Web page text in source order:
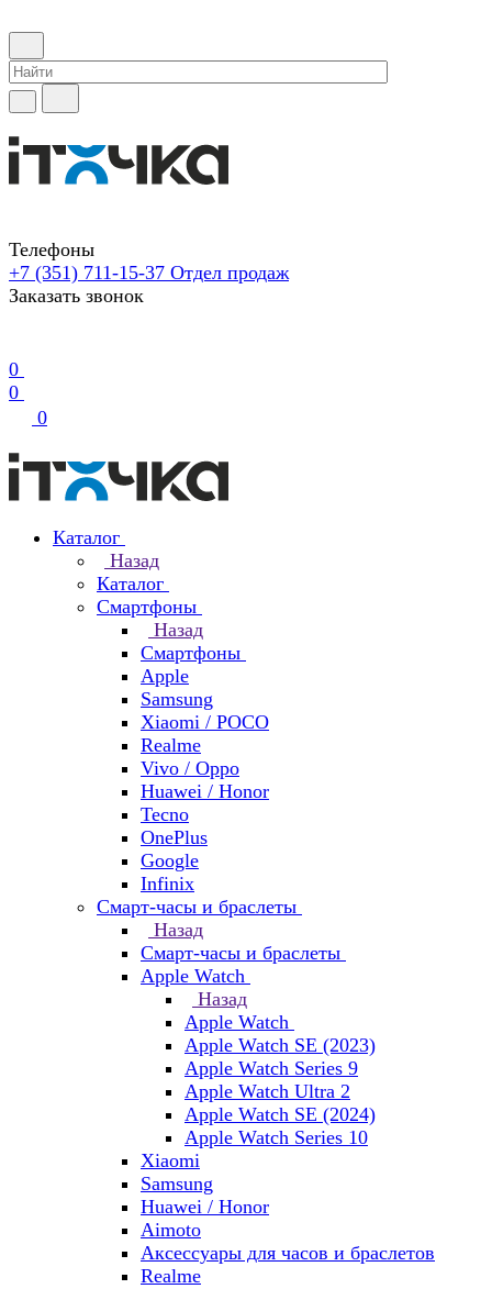
Телефоны
+7 (351) 711-15-37 Отдел продаж
Заказать звонок
0
0
0
Каталог
Назад
Каталог
Смартфоны
Назад
Смартфоны
Apple
Samsung
Xiaomi / POCO
Realme
Vivo / Oppo
Huawei / Honor
Tecno
OnePlus
Google
Infinix
Смарт-часы и браслеты
Назад
Смарт-часы и браслеты
Apple Watch
Назад
Apple Watch
Apple Watch SE (2023)
Apple Watch Series 9
Apple Watch Ultra 2
Apple Watch SE (2024)
Apple Watch Series 10
Xiaomi
Samsung
Huawei / Honor
Aimoto
Аксессуары для часов и браслетов
Realme